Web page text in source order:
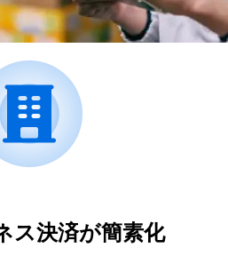
ス決済が簡素化